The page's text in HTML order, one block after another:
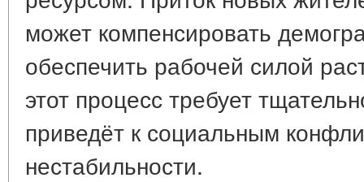
может компенсировать
обеспечить рабочей силой
этот процесс требует
приведёт к социальным
нестабильности.